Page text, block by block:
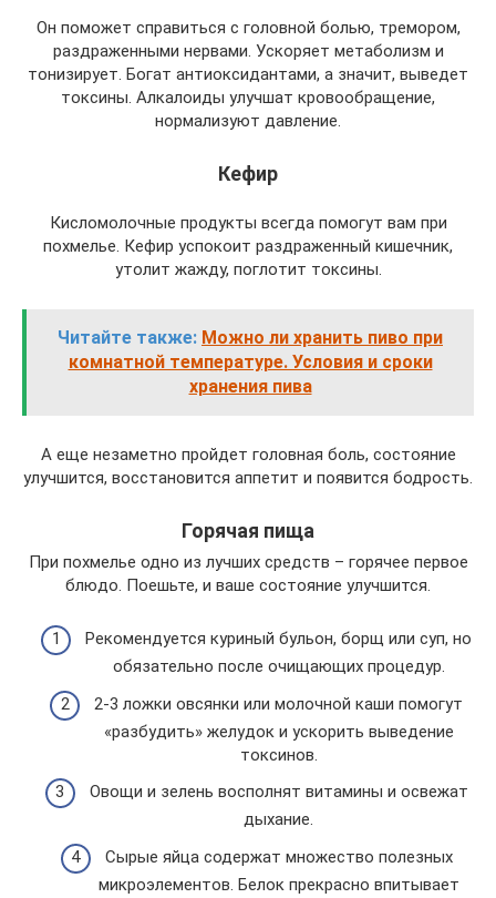
Он поможет справиться с головной болью, тремором,
раздраженными нервами. Ускоряет метаболизм и
тонизирует. Богат антиоксидантами, а значит, выведет
токсины. Алкалоиды улучшат кровообращение,
нормализуют давление.
Кефир
Кисломолочные продукты всегда помогут вам при
похмелье. Кефир успокоит раздраженный кишечник,
утолит жажду, поглотит токсины.
Читайте также: Можно ли хранить пиво при
комнатной температуре. Условия и сроки
хранения пива
А еще незаметно пройдет головная боль, состояние
улучшится, восстановится аппетит и появится бодрость.
Горячая пища
При похмелье одно из лучших средств – горячее первое
блюдо. Поешьте, и ваше состояние улучшится.
Рекомендуется куриный бульон, борщ или суп, но
обязательно после очищающих процедур.
2-3 ложки овсянки или молочной каши помогут
«разбудить» желудок и ускорить выведение
токсинов.
Овощи и зелень восполнят витамины и освежат
дыхание.
Сырые яйца содержат множество полезных
микроэлементов. Белок прекрасно впитывает